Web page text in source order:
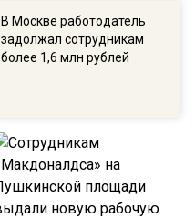
В Москве работодатель
задолжал сотрудникам
более 1,6 млн рублей